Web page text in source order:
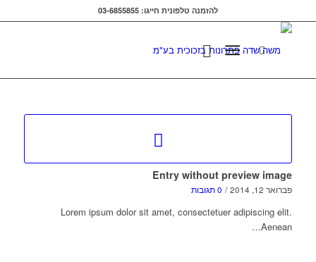
להזמנה טלפונית חייגו: 03-6855855
Entry without preview image
פברואר 12, 2014 / 0 תגובות
Lorem ipsum dolor sit amet, consectetuer adipiscing elit.
Aenean…